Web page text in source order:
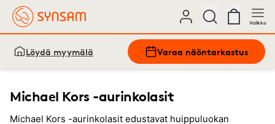
Valikko
Löydä myymälä Varaa näöntarkastus
Michael Kors -aurinkolasit
Michael Kors -aurinkolasit edustavat huippuluokan